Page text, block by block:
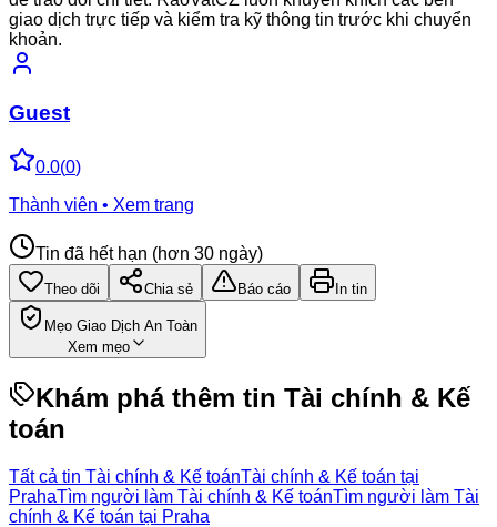
giao dịch trực tiếp và kiểm tra kỹ thông tin trước khi chuyển
khoản.
Guest
0.0(0)
Thành viên • Xem trang
Tin đã hết hạn (hơn 30 ngày)
Theo dõi Chia sẻ Báo cáo In tin
Mẹo Giao Dịch An Toàn
Xem mẹo
Khám phá thêm tin Tài chính & Kế
toán
Tất cả tin Tài chính & Kế toánTài chính & Kế toán tại
PrahaTìm người làm Tài chính & Kế toánTìm người làm Tài
chính & Kế toán tại Praha